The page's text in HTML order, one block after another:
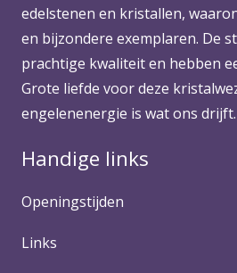
edelstenen en kristallen,
en bijzondere exemplaren. De
prachtige kwaliteit en hebben
Grote liefde voor deze
engelenenergie is wat ons drijft.
Handige links
Openingstijden
Links